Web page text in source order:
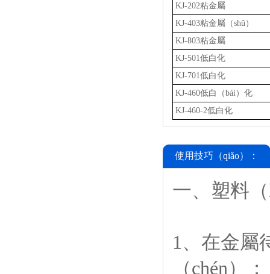
KJ-202粘金屬
KJ-403粘金屬（shǔ）
KJ-803粘金屬
KJ-501低白化
KJ-701低白化
KJ-460低白（bái）化
KJ-460-2低白化
使用技巧（qiǎo）：
一、塑料
1、在金屬
（chén）；